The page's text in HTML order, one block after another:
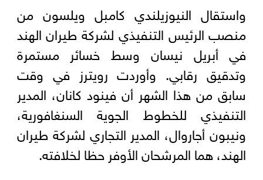
واستقال النيوزيلندي كامبل ويلسون من
منصب الرئيس التنفيذي لشركة طيران ‌الهند
في أبريل نيسان وسط خسائر مستمرة
وتدقيق رقابي. وأوردت ⁠رويترز ⁠في وقت
سابق من هذا الشهر أن فينود كانان، المدير
التنفيذي للخطوط الجوية السنغافورية،
ونيبون أجاروال، المدير التجاري لشركة طيران
الهند، هما المرشحان الأوفر حظا لخلافته.